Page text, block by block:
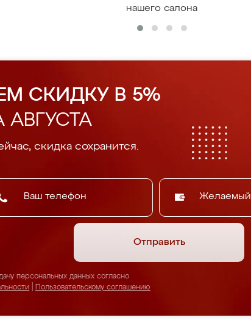
нашего салона
СКИДКУ В 5%
скидка сохранится.
Отправить
персональных данных согласно
Пользовательскому соглашению